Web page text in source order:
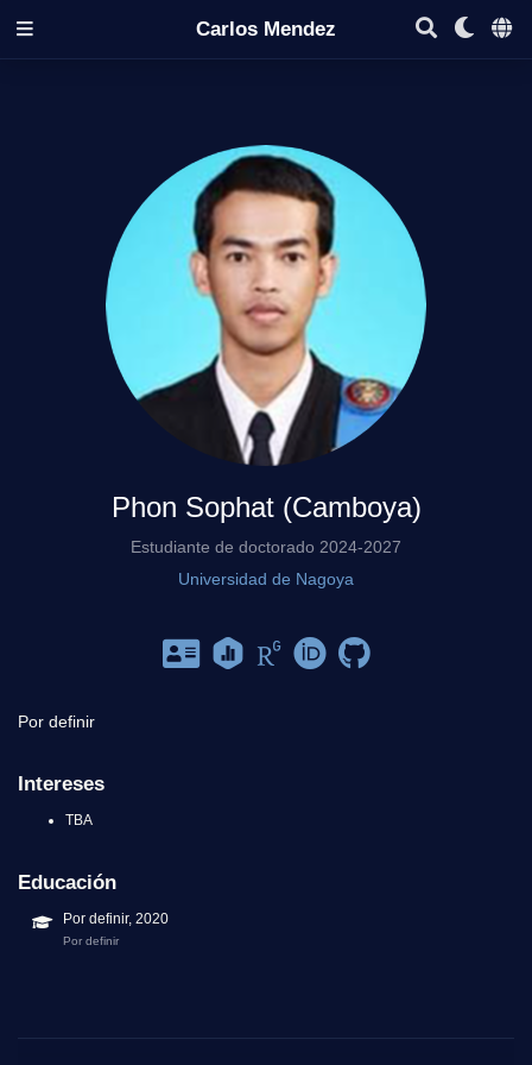
Carlos Mendez
Phon Sophat (Camboya)
Estudiante de doctorado 2024-2027
Universidad de Nagoya
Por definir
Intereses
TBA
Educación
Por definir, 2020
Por definir